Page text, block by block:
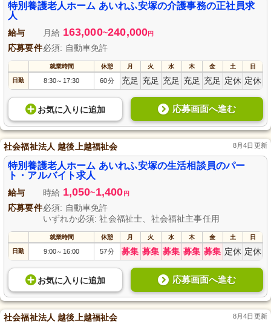
特別養護老人ホーム あいれふ安塚の介護事務の正社員求
人
給与 月給 163,000~240,000円
応募要件必須: 自動車免許
就業時間 休憩 月 火 水 木 金 土 日
日勤 8:30～ 17:30 60分 充足 充足 充足 充足 充足 定休 定休
お気に入り に追加 応募画面へ進む
社会福祉法人 越後上越福祉会 8月4日更新
特別養護老人ホーム あいれふ安塚の生活相談員のパー
ト・アルバイト求人
給与 時給 1,050~1,400 円
応募要件必須: 自動車免許
いずれか必須: 社会福祉士、社会福祉主事任用
就業時間 休憩 月 火 水 木 金 土 日
日勤 9:00～ 16:00 57分 募集 募集 募集 募集 募集 定休 定休
お気に入り に追加 応募画面へ進む
社会福祉法人 越後上越福祉会 8月4日更新